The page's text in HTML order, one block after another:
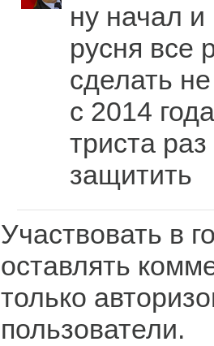
ну начал и
русня все
сделать
с 2014
триста
защитить
Участвовать в
оставлять
только
пользователи.